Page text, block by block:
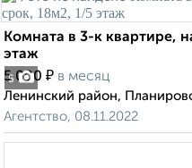
5
Комната в 3-к квартире,
этаж
5 000 ₽ в месяц
Ленинский район,
Агентство, 08.11.2022